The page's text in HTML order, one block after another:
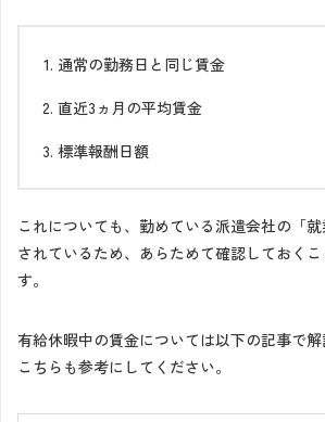
通常の勤務日と同じ賃金
直近3ヵ月の平均賃金
標準報酬日額
これについても、勤めている派遣会社の「
されているため、あらためて確認しておく
す。
有給休暇中の賃金については以下の記事で解
こちらも参考にしてください。